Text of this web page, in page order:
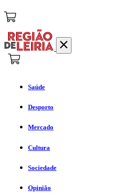
Saúde
Desporto
Mercado
Cultura
Sociedade
Opinião